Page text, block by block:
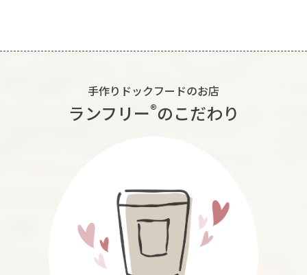
手作りドックフードのお店
ランフリー®︎のこだわり